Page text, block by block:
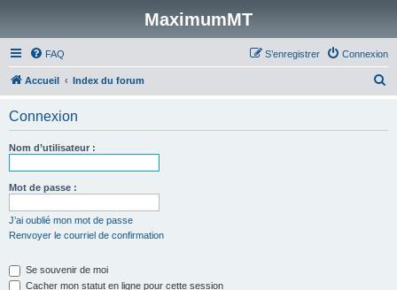
MaximumMT
FAQ Connexion
S’enregistrer
Accueil Index du forum
Connexion
Nom d’utilisateur :
Mot de passe :
J’ai oublié mon mot de passe
Renvoyer le courriel de confirmation
Se souvenir de moi
Cacher mon statut en ligne pour cette session